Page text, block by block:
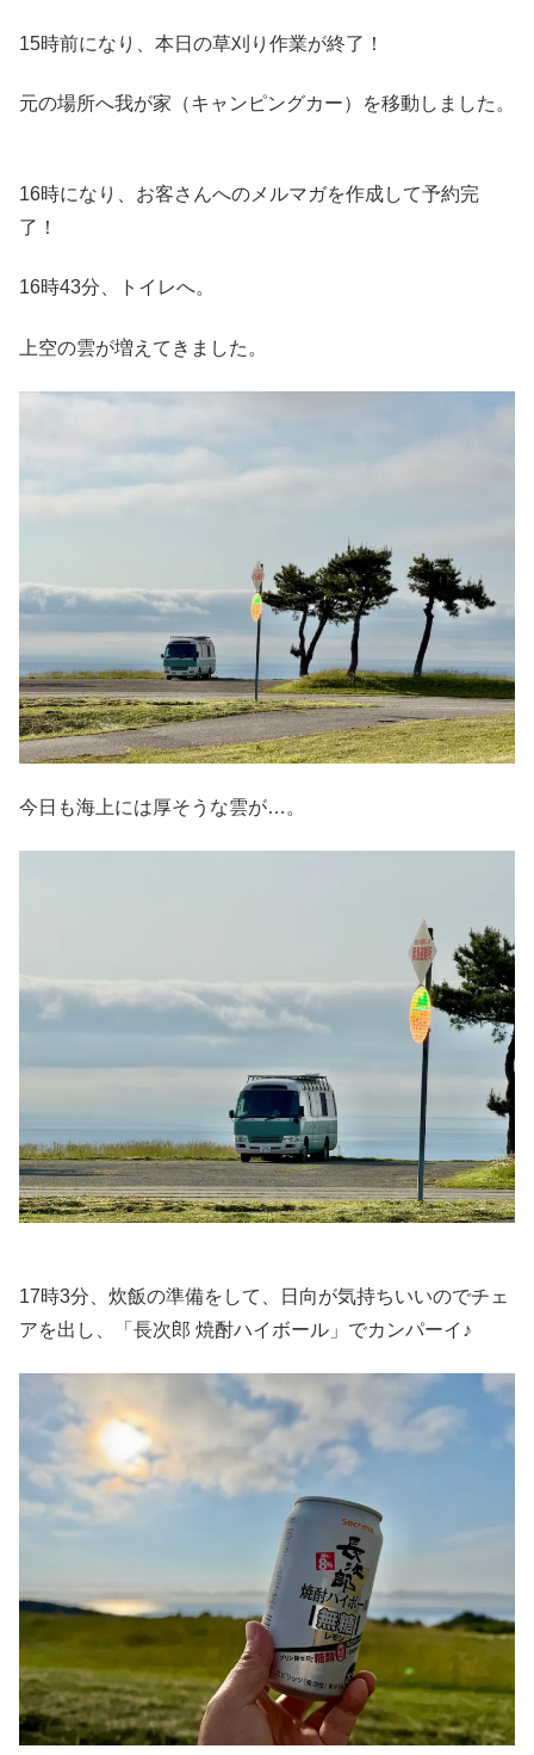
15時前になり、本日の草刈り作業が終了！
元の場所へ我が家（キャンピングカー）を移動しました。
16時になり、お客さんへのメルマガを作成して予約完
了！
16時43分、トイレへ。
上空の雲が増えてきました。
今日も海上には厚そうな雲が…。
17時3分、炊飯の準備をして、日向が気持ちいいのでチェ
アを出し、「長次郎 焼酎ハイボール」でカンパーイ♪